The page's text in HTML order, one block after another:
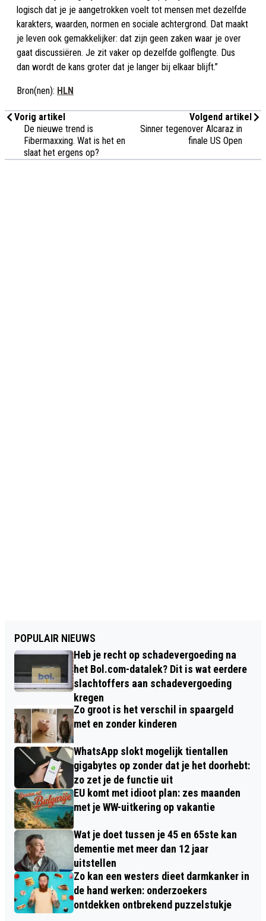
logisch dat je je aangetrokken voelt tot mensen met dezelfde
karakters, waarden, normen en sociale achtergrond. Dat maakt
je leven ook gemakkelijker: dat zijn geen zaken waar je over
gaat discussiëren. Je zit vaker op dezelfde golflengte. Dus
dan wordt de kans groter dat je langer bij elkaar blijft.”
Bron(nen): HLN
Vorig artikel
De nieuwe trend is
Fibermaxxing. Wat is het en
slaat het ergens op?
Volgend artikel
Sinner tegenover Alcaraz in
finale US Open
POPULAIR NIEUWS
Heb je recht op schadevergoeding na
het Bol.com-datalek? Dit is wat eerdere
slachtoffers aan schadevergoeding
kregen
Zo groot is het verschil in spaargeld
met en zonder kinderen
WhatsApp slokt mogelijk tientallen
gigabytes op zonder dat je het doorhebt:
zo zet je de functie uit
EU komt met idioot plan: zes maanden
met je WW-uitkering op vakantie
Wat je doet tussen je 45 en 65ste kan
dementie met meer dan 12 jaar
uitstellen
Zo kan een westers dieet darmkanker in
de hand werken: onderzoekers
ontdekken ontbrekend puzzelstukje